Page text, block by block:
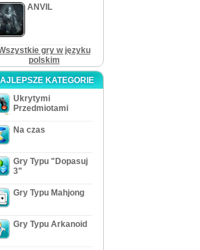
ANVIL
gry w języku
polskim
KATEGORIE
Ukrytymi
Przedmiotami
Na czas
Gry Typu "Dopasuj
3"
Gry Typu Mahjong
Gry Typu Arkanoid